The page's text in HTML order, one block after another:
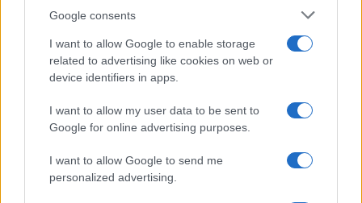
Google consents
I want to allow Google to enable storage
related to advertising like cookies on web or
device identifiers in apps.
I want to allow my user data to be sent to
Google for online advertising purposes.
I want to allow Google to send me
personalized advertising.